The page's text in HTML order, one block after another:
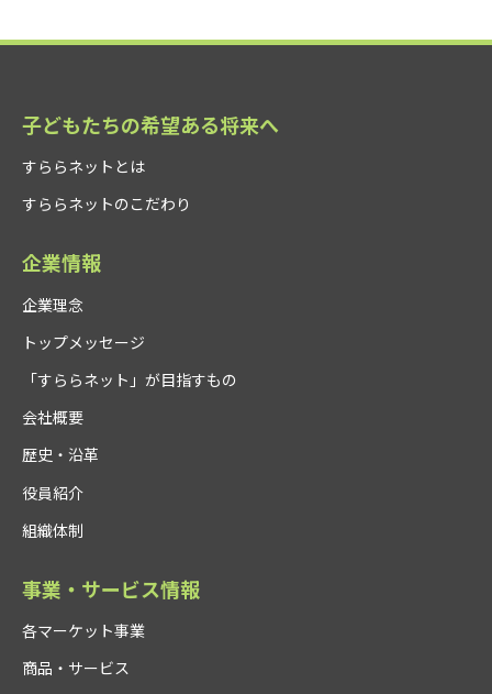
子どもたちの希望ある将来へ
すららネットとは
すららネットのこだわり
企業情報
企業理念
トップメッセージ
「すららネット」が目指すもの
会社概要
歴史・沿革
役員紹介
組織体制
事業・サービス情報
各マーケット事業
商品・サービス